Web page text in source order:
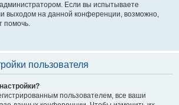
Если вы испытываете
выходом на данной конференции, возможно,
помочь.
пользователя
пользователем, все ваши